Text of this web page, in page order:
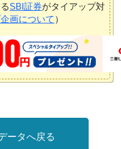
SBI証券がタイアップ対
画について ）
ータへ戻る